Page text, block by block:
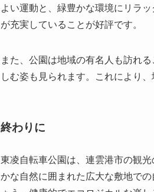
よい運動と、緑豊かな環境にリラ
が充実していることが好評です。
また、公園は地域の有名人も訪れ
しむ姿も見られます。これにより
終わりに
東凌自転車公園は、連雲港市の観
かな自然に囲まれた広大な敷地で